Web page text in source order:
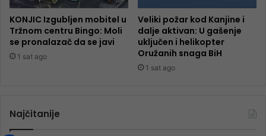
KONJIC Izgubljen mobitel u
Tržnom centru Bingo: Moli
se pronalazač da se javi
1 sat ago
Veliki požar kod Kanjine i
dalje aktivan: U gašenje
uključen i helikopter
Oružanih snaga BiH
1 sat ago
Najčitanije